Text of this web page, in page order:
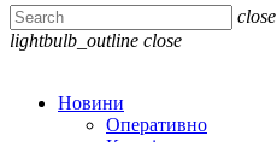
close
lightbulb_outline close
Новини
Оперативно